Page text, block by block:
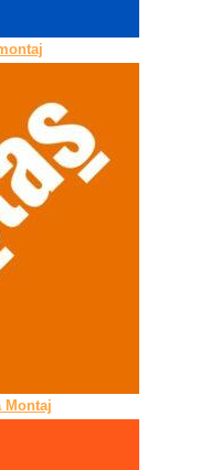
Montaj